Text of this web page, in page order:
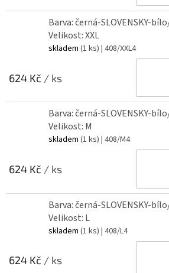
Barva: černá-SLOVENSKY-
Velikost: XXL
skladem (1 ks) | 408/XXL4
624 Kč / ks
Barva: černá-SLOVENSKY-
Velikost: M
skladem (1 ks) | 408/M4
624 Kč / ks
Barva: černá-SLOVENSKY-
Velikost: L
skladem (1 ks) | 408/L4
624 Kč / ks